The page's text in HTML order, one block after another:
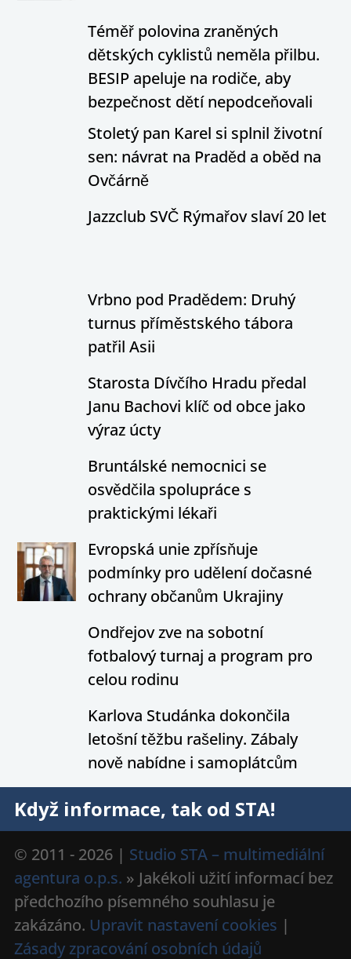
Téměř polovina zraněných
dětských cyklistů neměla přilbu.
BESIP apeluje na rodiče, aby
bezpečnost dětí nepodceňovali
Stoletý pan Karel si splnil životní
sen: návrat na Praděd a oběd na
Ovčárně
Jazzclub SVČ Rýmařov slaví 20 let
Vrbno pod Pradědem: Druhý
turnus příměstského tábora
patřil Asii
Starosta Dívčího Hradu předal
Janu Bachovi klíč od obce jako
výraz úcty
Bruntálské nemocnici se
osvědčila spolupráce s
praktickými lékaři
Evropská unie zpřísňuje
podmínky pro udělení dočasné
ochrany občanům Ukrajiny
Ondřejov zve na sobotní
fotbalový turnaj a program pro
celou rodinu
Karlova Studánka dokončila
letošní těžbu rašeliny. Zábaly
nově nabídne i samoplátcům
Když informace, tak od STA!
© 2011 - 2026 | Studio STA – multimediální
agentura o.p.s. » Jakékoli užití informací bez
předchozího písemného souhlasu je
zakázáno. Upravit nastavení cookies |
Zásady zpracování osobních údajů